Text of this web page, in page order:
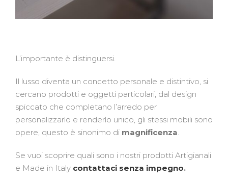
L’importante è distinguersi.
Il lusso diventa un concetto personale e distintivo, si
cercano prodotti e oggetti particolari, dal design
spiccato che completano l’arredo per
personalizzarlo e renderlo unico, gli stessi mobili sono
opere, questo è sinonimo di magnificenza
Se vuoi scoprire quali sono i nostri prodotti Artigianali
e Made in Italy contattaci senza impegno.